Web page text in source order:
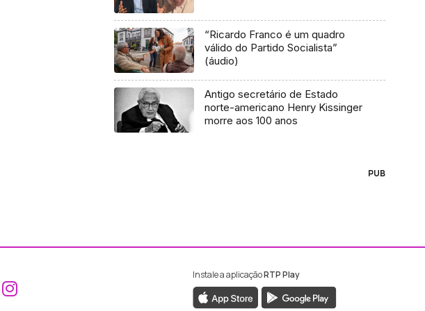
“Ricardo Franco é um quadro
válido do Partido Socialista”
(áudio)
Antigo secretário de Estado
norte-americano Henry Kissinger
morre aos 100 anos
PUB
Aceder ao Facebook da RTP Madeira
Aceder ao Instagram da RTP Madeira
Instale a aplicaçãoRTP Play